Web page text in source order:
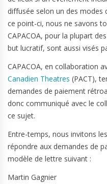
diffusée selon un des modes
ce point-ci, nous ne savons
CAPACOA, pour la plupart
but lucratif, sont aussi visés
CAPACOA, en collaboration
Canadien Theatres (PACT),
demandes de paiement
donc communiqué avec le
ce sujet.
Entre-temps, nous invitons
répondre aux demandes de
modèle de lettre suivant :
Martin Gagnier